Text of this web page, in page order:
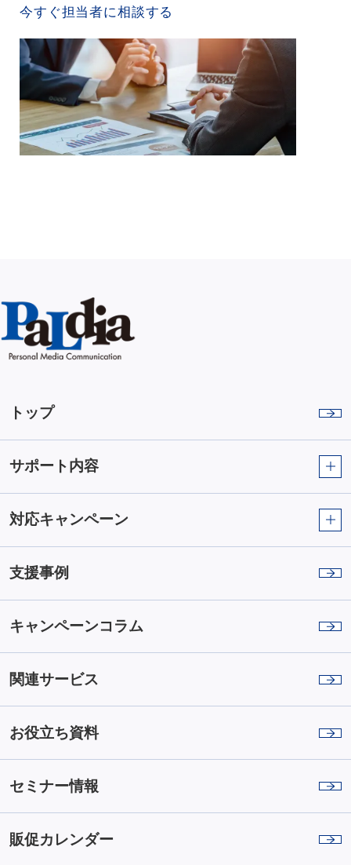
今すぐ担当者に相談する
トップ
サポート内容
対応キャンペーン
支援事例
キャンペーンコラム
関連サービス
お役立ち資料
セミナー情報
販促カレンダー